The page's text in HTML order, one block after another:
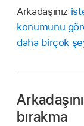
Arkadaşınız
konumunu
daha birçok
bırakma